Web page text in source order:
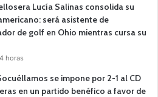
Lucía Salinas consolida su
será asistente de
de golf en Ohio mientras cursa su
horas
se impone por 2-1 al CD
en un partido benéfico a favor de